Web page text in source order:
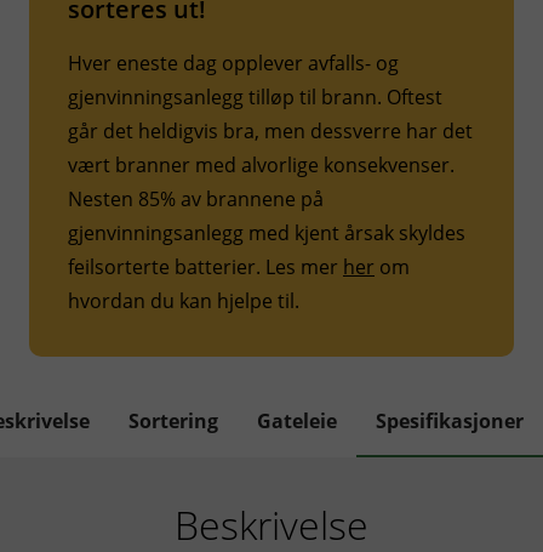
sorteres ut!
Hver eneste dag opplever avfalls- og
gjenvinningsanlegg tilløp til brann. Oftest
går det heldigvis bra, men dessverre har det
vært branner med alvorlige konsekvenser.
Nesten 85% av brannene på
gjenvinningsanlegg med kjent årsak skyldes
feilsorterte batterier. Les mer her om
hvordan du kan hjelpe til.
Sortering Gateleie Spesifikasjoner
Beskrivelse